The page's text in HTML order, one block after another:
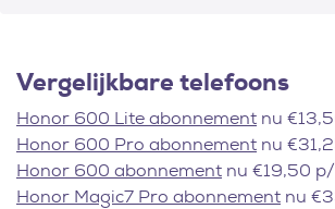
Vergelijkbare telefoons
Honor 600 Lite abonnement nu
Honor 600 Pro abonnement nu
Honor 600 abonnement nu €19,50
Honor Magic7 Pro abonnement nu